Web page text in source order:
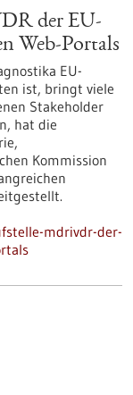
der EU-
Web-Portals
EU-
ist, bringt viele
Stakeholder
hat die
Kommission
mdrivdr-der-